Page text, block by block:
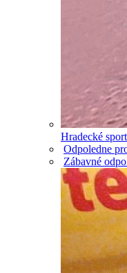
Hradecké
Odpoledne
Zábavné